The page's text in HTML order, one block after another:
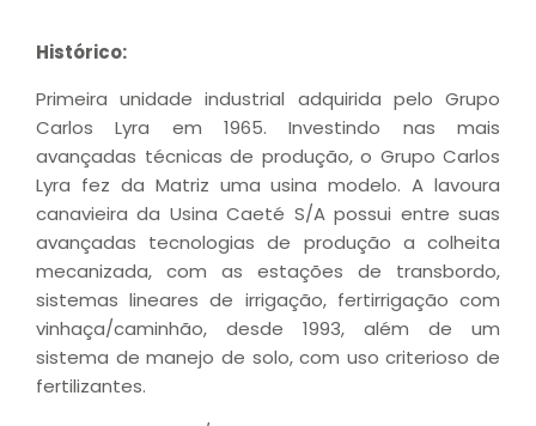
Histórico:
Primeira unidade industrial adquirida pelo Grupo
Carlos Lyra em 1965. Investindo nas mais
avançadas técnicas de produção, o Grupo Carlos
Lyra fez da Matriz uma usina modelo. A lavoura
canavieira da Usina Caeté S/A possui entre suas
avançadas tecnologias de produção a colheita
mecanizada, com as estações de transbordo,
sistemas lineares de irrigação, fertirrigação com
vinhaça/caminhão, desde 1993, além de um
sistema de manejo de solo, com uso criterioso de
fertilizantes.